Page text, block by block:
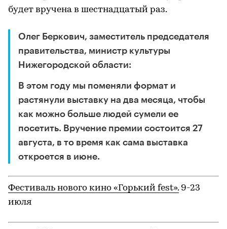
С 2019 года «Инновация» проводится
командой Волго-Вятского филиала ГМИИ им.
А.С. Пушкина (ГЦСИ Нижний Новгород —
Арсенал) совместно с Правительством
Нижегородской области. В 2021 году премия
будет вручена в шестнадцатый раз.
Олег Беркович, заместитель председателя
правительства, министр культуры